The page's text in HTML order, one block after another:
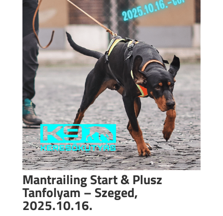
Mantrailing Start & Plusz
Tanfolyam – Szeged,
2025.10.16.